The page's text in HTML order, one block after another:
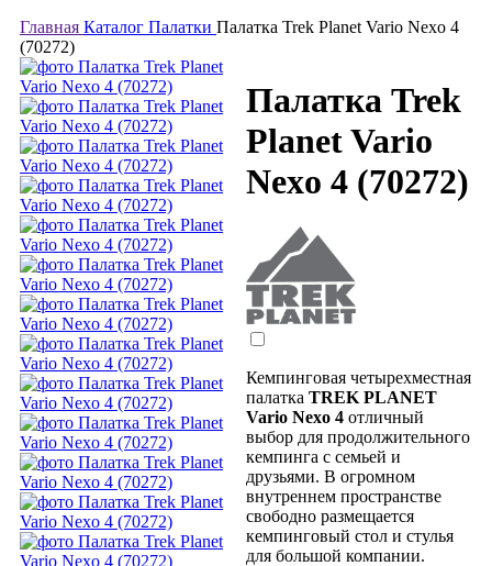
Главная Каталог Палатки Палатка Trek Planet Vario Nexo 4
(70272)
Палатка Trek
Planet Vario
Nexo 4 (70272)
Кемпинговая четырехместная
палатка TREK PLANET
Vario Nexo 4 отличный
выбор для продолжительного
кемпинга с семьей и
друзьями. В огромном
внутреннем пространстве
свободно размещается
кемпинговый стол и стулья
для большой компании.